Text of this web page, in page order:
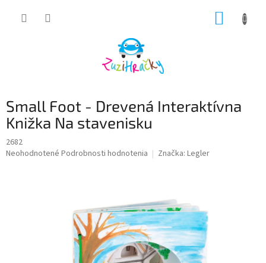
Small Foot - Drevená Interaktívna
Knižka Na stavenisku
2682
Priemerné
Neohodnotené Podrobnosti hodnotenia Značka: Legler